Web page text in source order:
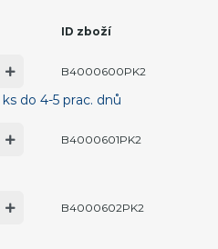
ID zboží
ks do 4-5 prac. dnů
B4000600PK2
B4000601PK2
B4000602PK2